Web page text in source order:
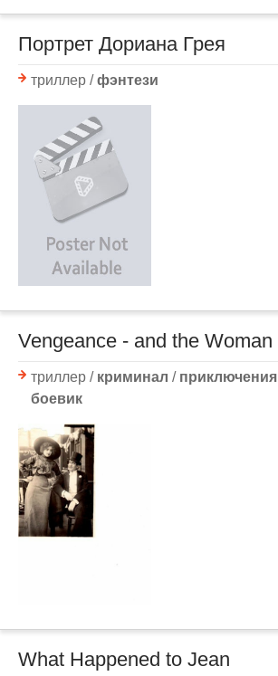
Портрет Дориана Грея
триллер /фэнтези
Vengeance - and the Woman
триллер / криминал / приключения
боевик
What Happened to Jean